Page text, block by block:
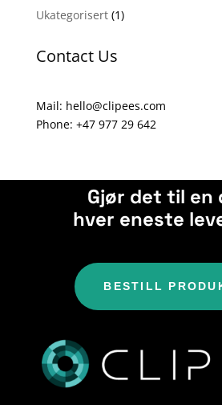
e
Ukategorisert (1)
Contact Us
Mail: hello@clipees.com
Phone: +47 977 29 642
Gjør det til en
hver eneste
BESTILL